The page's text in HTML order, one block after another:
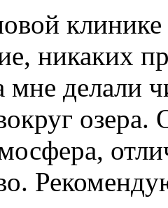
никаких
делали